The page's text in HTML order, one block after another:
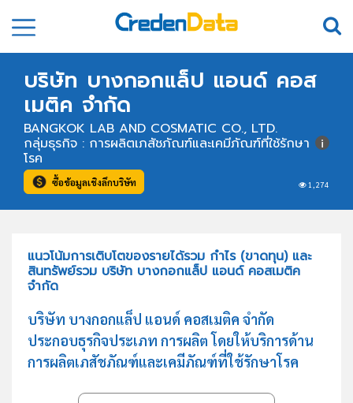
บริษัท บางกอกแล็ป แอนด์ คอส
เมติค จำกัด
BANGKOK LAB AND COSMATIC CO., LTD.
1,274
กลุ่มธุรกิจ : การผลิตเภสัชภัณฑ์และเคมีภัณฑ์ที่ใช้รักษา
โรค
ซื้อข้อมูลเชิงลึกบริษัท
แนวโน้มการเติบโตของรายได้รวม กำไร (ขาดทุน) และ
สินทรัพย์รวม บริษัท บางกอกแล็ป แอนด์ คอสเมติค
จำกัด
บริษัท บางกอกแล็ป แอนด์ คอสเมติค จำกัด
ประกอบธุรกิจประเภท การผลิต โดยให้บริการด้าน
การผลิตเภสัชภัณฑ์และเคมีภัณฑ์ที่ใช้รักษาโรค